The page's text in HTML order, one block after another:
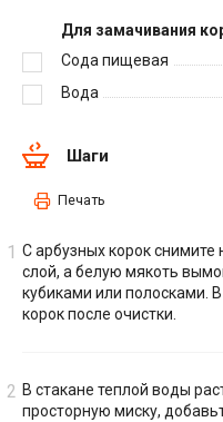
Для замачивания
Сода пищевая
Вода
Шаги
Печать
С арбузных корок
слой, а белую мякоть
кубиками или полосками.
корок после очистки.
В стакане теплой воды
просторную миску,